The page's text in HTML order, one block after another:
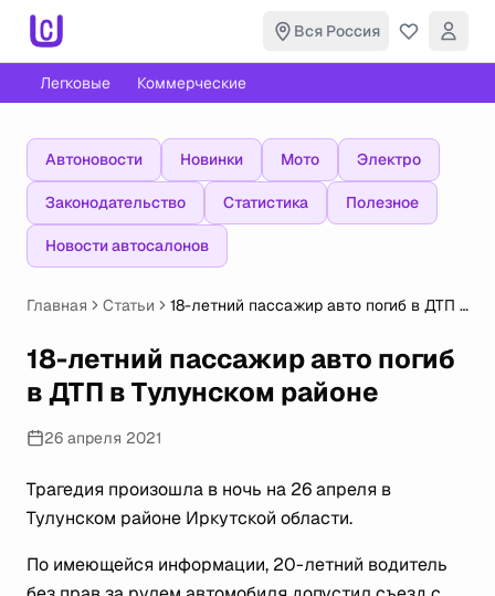
Вся Россия
Легковые Коммерческие
Автоновости Новинки Мото Электро
Законодательство Статистика Полезное
Новости автосалонов
Главная Статьи
18-летний пассажир авто погиб в ДТП в
18-летний пассажир авто погиб
в ДТП в Тулунском районе
26 апреля 2021
Трагедия произошла в ночь на 26 апреля в
Тулунском районе Иркутской области.
По имеющейся информации, 20-летний водитель